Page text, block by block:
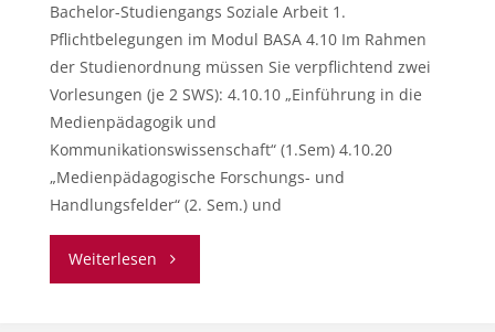
Bachelor-Studiengangs Soziale Arbeit 1.
Pflichtbelegungen im Modul BASA 4.10 Im Rahmen
der Studienordnung müssen Sie verpflichtend zwei
Vorlesungen (je 2 SWS): 4.10.10 „Einführung in die
Medienpädagogik und
Kommunikationswissenschaft“ (1.Sem) 4.10.20
„Medienpädagogische Forschungs- und
Handlungsfelder“ (2. Sem.) und
Weiterlesen "Informationen